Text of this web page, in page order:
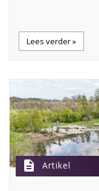
Lees verder »
description Artikel